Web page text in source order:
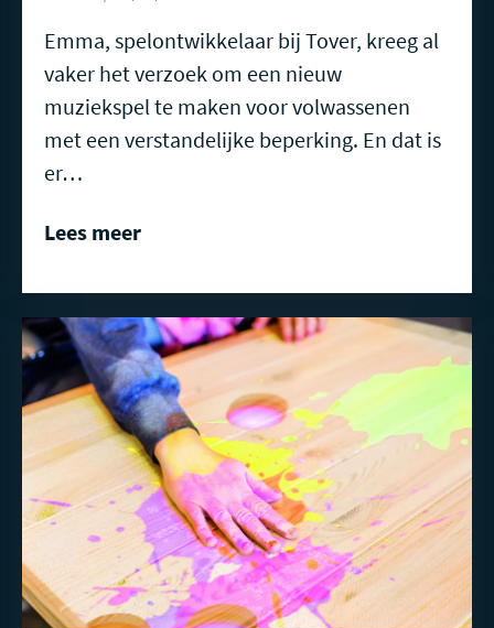
Emma, spelontwikkelaar bij Tover, kreeg al
vaker het verzoek om een nieuw
muziekspel te maken voor volwassenen
met een verstandelijke beperking. En dat is
er…
Lees meer
Lees
meer